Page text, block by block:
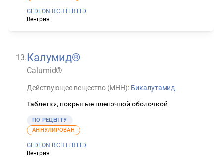
GEDEON RICHTER LTD
Венгрия
13.Калумид®
Calumid®
Действующее вещество (МНН): Бикалутамид
Таблетки, покрытые пленочной оболочкой
ПО РЕЦЕПТУ
GEDEON RICHTER LTD
Венгрия
АННУЛИРОВАН